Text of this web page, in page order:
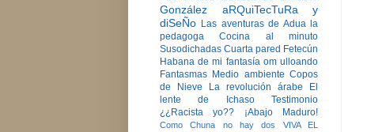
González
aRQuiTecTuRa y
diSeÑo Las aventuras de Adua la
pedagoga
Cocina al minuto
Susodichadas Cuarta pared Fetecún
Habana de mi fantasía om ulloando
Fantasmas Medio ambiente Copos
de Nieve
La revolución árabe
El
lente de Ichaso
Testimonio
¿¿Racista yo??
¡Abajo Maduro!
Como Chuna no hay dos
VIVA EL